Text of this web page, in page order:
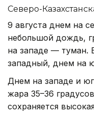
Северо-
9 августа днем на
небольшой дождь,
на западе — туман.
западный, днем на
Днем на западе и
жара 35–36
сохраняется